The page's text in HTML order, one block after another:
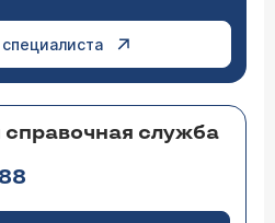
справочная служба